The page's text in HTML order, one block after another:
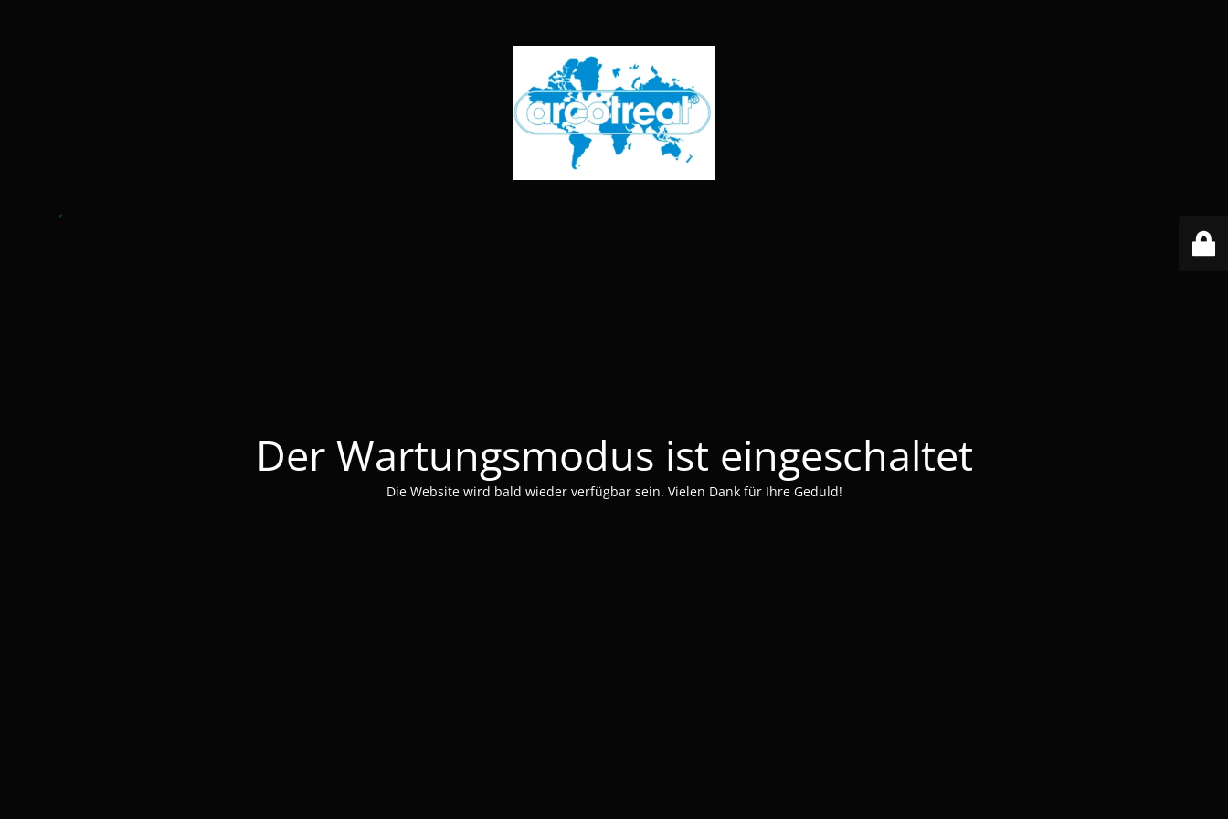
Der Wartungsmodus ist eingeschaltet
Die Website wird bald wieder verfügbar sein. Vielen Dank für Ihre Geduld!